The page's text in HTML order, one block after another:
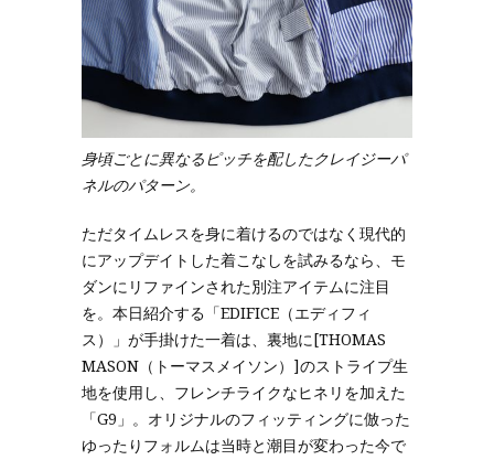
身頃ごとに異なるピッチを配したクレイジーパ
ネルのパターン。
ただタイムレスを身に着けるのではなく現代的
にアップデイトした着こなしを試みるなら、モ
ダンにリファインされた別注アイテムに注目
を。本日紹介する「EDIFICE（エディフィ
ス）」が手掛けた一着は、裏地に[THOMAS
MASON（トーマスメイソン）]のストライプ生
地を使用し、フレンチライクなヒネリを加えた
「G9」。オリジナルのフィッティングに倣った
ゆったりフォルムは当時と潮目が変わった今で